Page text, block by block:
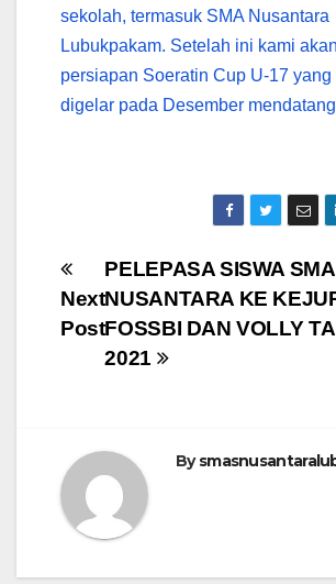
sekolah, termasuk SMA Nusantara
Lubukpakam. Setelah ini kami
persiapan Soeratin Cup U-17 yang
digelar pada Desember
Post
navigation
PELEPASA SISWA
NUSANTARA KE
FOSSBI DAN VOLLY
2021
Next
Post
By